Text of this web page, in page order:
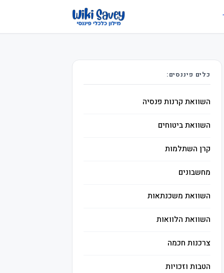
כלים פיננסים:
השוואת קרנות פנסיה
השוואת ביטוחים
קרן השתלמות
מחשבונים
השוואת משכנתאות
השוואת הלוואות
צרכנות חכמה
הטבות וזכויות